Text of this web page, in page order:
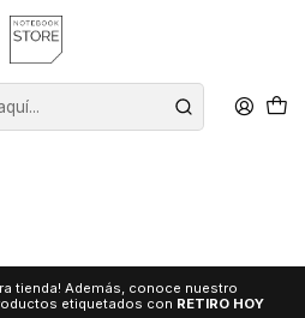
tienda! Además, conoce nuestro
etiquetados con RETIRO HOY